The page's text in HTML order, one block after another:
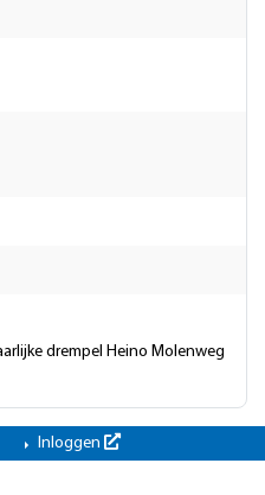
drempel Heino Molenweg
Inloggen